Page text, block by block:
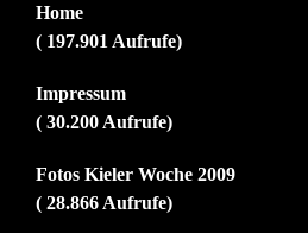
Home
( 197.901 Aufrufe)
Impressum
( 30.200 Aufrufe)
Fotos Kieler Woche 2009
( 28.866 Aufrufe)